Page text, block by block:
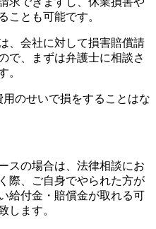
ことも可能です。
、会社に対して損害賠償請
で、まずは弁護士に相談さ
。
のせいで損をすることはな
スの場合は、法律相談にお
際、ご自身でやられた方が
給付金・賠償金が取れる可
します。